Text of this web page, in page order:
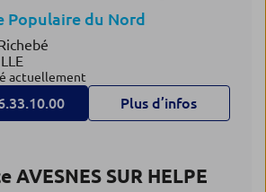
Populaire du Nord
actuellement
Plus d’infos
AVESNES SUR HELPE